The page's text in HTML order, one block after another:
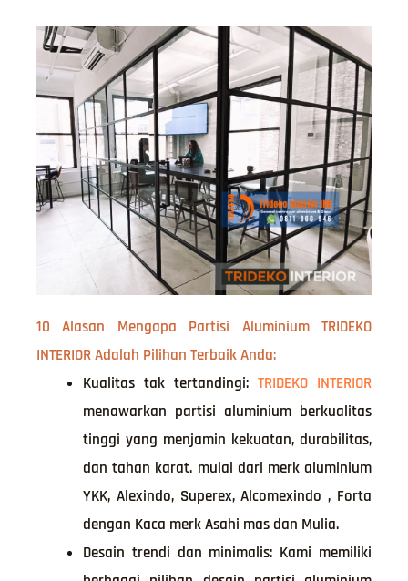
10 Alasan Mengapa Partisi Aluminium TRIDEKO
INTERIOR Adalah Pilihan Terbaik Anda:
Kualitas tak tertandingi: TRIDEKO INTERIOR
menawarkan partisi aluminium berkualitas
tinggi yang menjamin kekuatan, durabilitas,
dan tahan karat. mulai dari merk aluminium
YKK, Alexindo, Superex, Alcomexindo , Forta
dengan Kaca merk Asahi mas dan Mulia.
Desain trendi dan minimalis: Kami memiliki